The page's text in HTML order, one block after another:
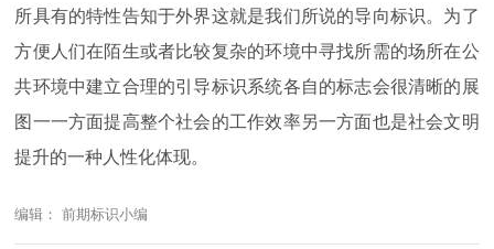
所具有的特性告知于外界这就是我们所说的导向标识。为了
方便人们在陌生或者比较复杂的环境中寻找所需的场所在公
共环境中建立合理的引导标识系统各自的标志会很清晰的展
图一一方面提高整个社会的工作效率另一方面也是社会文明
提升的一种人性化体现。
编辑： 前期标识小编